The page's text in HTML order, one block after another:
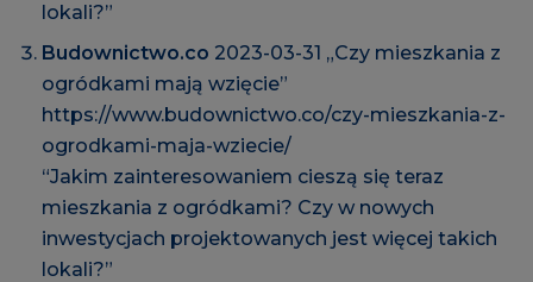
lokali?”
Budownictwo.co 2023-03-31 „Czy mieszkania z
ogródkami mają wzięcie”
https://www.budownictwo.co/czy-mieszkania-z-
ogrodkami-maja-wziecie/
“Jakim zainteresowaniem cieszą się teraz
mieszkania z ogródkami? Czy w nowych
inwestycjach projektowanych jest więcej takich
lokali?”